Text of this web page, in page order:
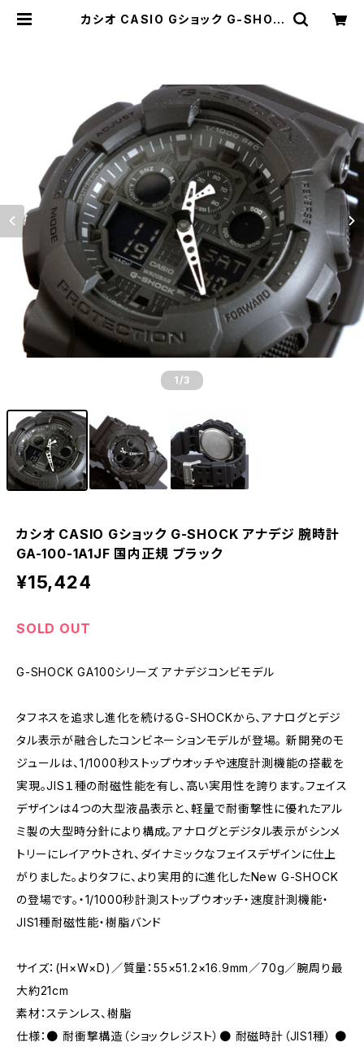
カシオ CASIO Gショック G-SHOC
1 /3
カシオ CASIO Gショック G-SHOCK アナデジ 腕時計
GA-100-1A1JF 国内正規 ブラック
¥15,424
SOLD OUT
G-SHOCK GA100シリーズ アナデジコンビモデル
タフネスを追求し進化を続けるG-SHOCKから、アナログとデジ
タル表示が融合したコンビネーションモデルが登場。 新開発のモ
ジュールは、1/1000秒ストップウオッチや速度計測機能の搭載を
実現。JIS１種の耐磁性能を有し、高い実用性を誇ります。フェイス
デザインは4つの大型液晶表示と、軽量で耐衝撃性に優れたアル
ミ製の大型時分針により構成。アナログとデジタル表示がシンメ
トリーにレイアウトされ、ダイナミックなフェイスデザインに仕上
がりました。よりタフに、より実用的に進化したNew G-SHOCK
の登場です。・1/1000秒計測ストップウオッチ・速度計測機能・
JIS1種耐磁性能・樹脂バンド
サイズ：(H×W×D)／質量：55×51.2×16.9mm／70g／腕周り最
大約21cm
素材：ステンレス、樹脂
仕様：● 耐衝撃構造（ショックレジスト）● 耐磁時計（JIS1種） ●